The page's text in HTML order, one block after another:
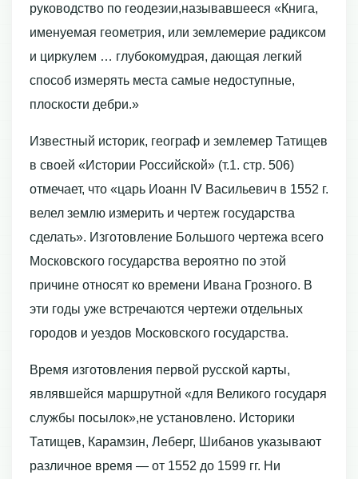
руководство по геодезии,называвшееся «Книга,
именуемая геометрия, или землемерие радиксом
и циркулем … глубокомудрая, дающая легкий
способ измерять места самые недоступные,
плоскости дебри.»
Известный историк, географ и землемер Татищев
в своей «Истории Российской» (т.1. стр. 506)
отмечает, что «царь Иоанн IV Васильевич в 1552 г.
велел землю измерить и чертеж государства
сделать». Изготовление Большого чертежа всего
Московского государства вероятно по этой
причине относят ко времени Ивана Грозного. В
эти годы уже встречаются чертежи отдельных
городов и уездов Московского государства.
Время изготовления первой русской карты,
являвшейся маршрутной «для Великого государя
службы посылок»,не установлено. Историки
Татищев, Карамзин, Леберг, Шибанов указывают
различное время — от 1552 до 1599 гг. Ни